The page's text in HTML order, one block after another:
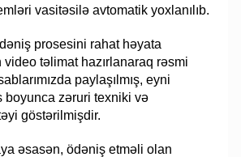
vasitəsilə avtomatik yoxlanılıb.
prosesini rahat həyata
təlimat hazırlanaraq rəsmi
paylaşılmış, eyni
boyunca zəruri texniki və
göstərilmişdir.
əsasən, ödəniş etməli olan